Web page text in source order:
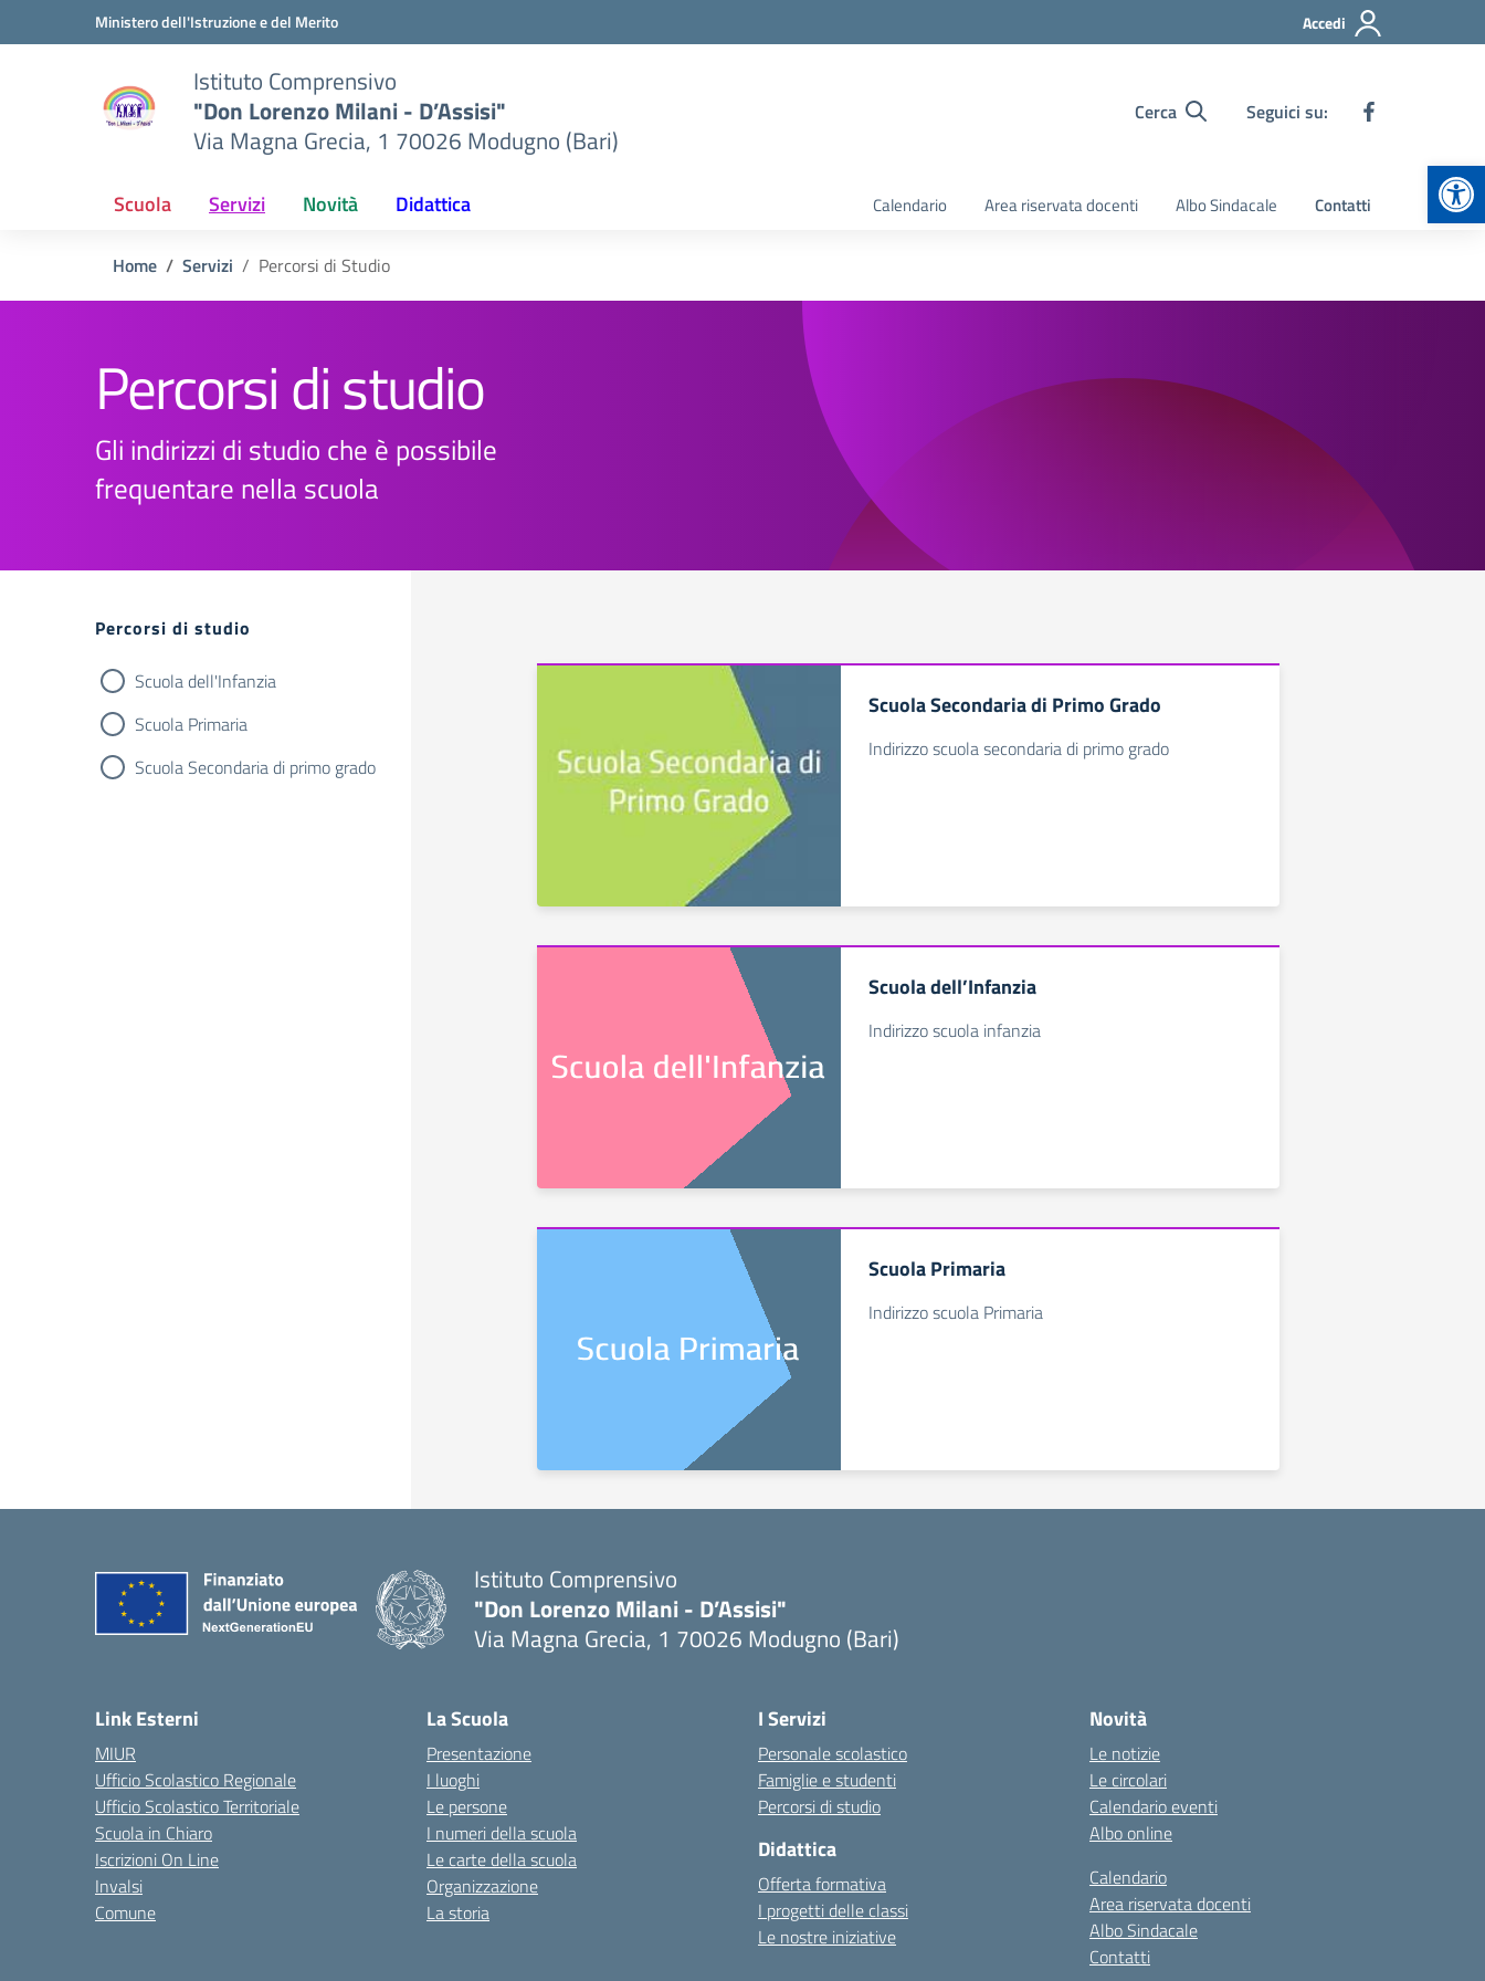
Vai ai contenuti
Vai al menu di navigazioneMinistero dell'Istruzione e del Merito Accedi
Istituto Comprensivo
"Don Lorenzo Milani - D’Assisi"
Via Magna Grecia, 1 70026 Modugno (Bari)
Cerca Seguici su:
Scuola Servizi Novità Didattica Calendario Area riservata docenti Albo Sindacale Contatti
Home Servizi Percorsi di Studio
Percorsi di studio
Gli indirizzi di studio che è possibile
frequentare nella scuola
Filtri
Percorsi di studio
Scuola dell'Infanzia
Scuola Primaria
Scuola Secondaria di primo grado
Scuola Secondaria di Primo Grado
Indirizzo scuola secondaria di primo grado
Scuola dell’Infanzia
Indirizzo scuola infanzia
Scuola Primaria
Indirizzo scuola Primaria
Istituto Comprensivo
"Don Lorenzo Milani - D’Assisi"
Via Magna Grecia, 1 70026 Modugno (Bari)
Link Esterni
MIUR
Ufficio Scolastico Regionale
Ufficio Scolastico Territoriale
Scuola in Chiaro
Iscrizioni On Line
Invalsi
Comune
La Scuola
Presentazione
I luoghi
Le persone
I numeri della scuola
Le carte della scuola
Organizzazione
La storia
I Servizi
Personale scolastico
Famiglie e studenti
Percorsi di studio
Didattica
Offerta formativa
I progetti delle classi
Le nostre iniziative
Novità
Le notizie
Le circolari
Calendario eventi
Albo online
Calendario
Area riservata docenti
Albo Sindacale
Contatti